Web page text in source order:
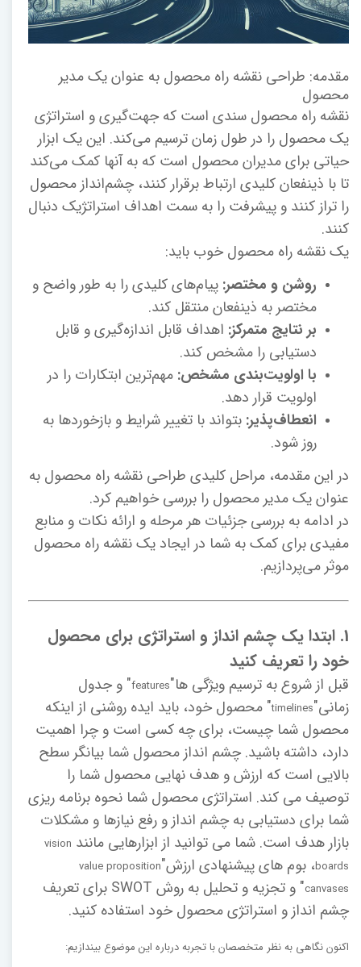
مقدمه: طراحی نقشه راه محصول به عنوان یک مدیر
محصول
نقشه راه محصول سندی است که جهت‌گیری و استراتژی
یک محصول را در طول زمان ترسیم می‌کند. این یک ابزار
حیاتی برای مدیران محصول است که به آنها کمک می‌کند
تا با ذینفعان کلیدی ارتباط برقرار کنند، چشم‌انداز محصول
را تراز کنند و پیشرفت را به سمت اهداف استراتژیک دنبال
کنند.
یک نقشه راه محصول خوب باید:
روشن و مختصر: پیام‌های کلیدی را به طور واضح و
مختصر به ذینفعان منتقل کند.
بر نتایج متمرکز: اهداف قابل اندازه‌گیری و قابل
دستیابی را مشخص کند.
با اولویت‌بندی مشخص: مهم‌ترین ابتکارات را در
اولویت قرار دهد.
انعطاف‌پذیر: بتواند با تغییر شرایط و بازخوردها به
روز شود.
در این مقدمه، مراحل کلیدی طراحی نقشه راه محصول به
عنوان یک مدیر محصول را بررسی خواهیم کرد.
در ادامه به بررسی جزئیات هر مرحله و ارائه نکات و منابع
مفیدی برای کمک به شما در ایجاد یک نقشه راه محصول
موثر می‌پردازیم.
1. ابتدا یک چشم انداز و استراتژی برای محصول
خود را تعریف کنید
قبل از شروع به ترسیم ویژگی ها"features" و جدول
زمانی"timelines" محصول خود، باید ایده روشنی از اینکه
محصول شما چیست، برای چه کسی است و چرا اهمیت
دارد، داشته باشید. چشم انداز محصول شما بیانگر سطح
بالایی است که ارزش و هدف نهایی محصول شما را
توصیف می کند. استراتژی محصول شما نحوه برنامه ریزی
شما برای دستیابی به چشم انداز و رفع نیازها و مشکلات
بازار هدف است. شما می توانید از ابزارهایی مانند vision
boards، بوم های پیشنهادی ارزش"value proposition
canvases
" و تجزیه و تحلیل به روش SWOT برای تعریف
چشم انداز و استراتژی محصول خود استفاده کنید.
اکنون نگاهی به نظر متخصصان با تجربه درباره این موضوع بیندازیم: